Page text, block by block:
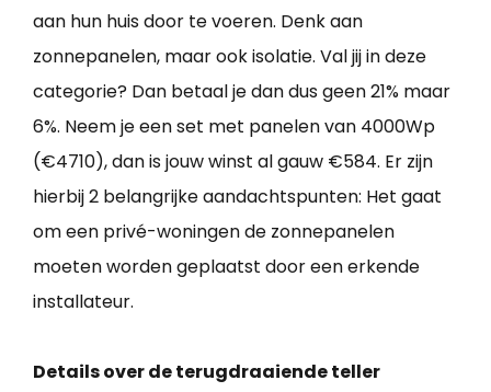
aan hun huis door te voeren. Denk aan
zonnepanelen, maar ook isolatie. Val jij in deze
categorie? Dan betaal je dan dus geen 21% maar
6%. Neem je een set met panelen van 4000Wp
(€4710), dan is jouw winst al gauw €584. Er zijn
hierbij 2 belangrijke aandachtspunten: Het gaat
om een privé-woningen de zonnepanelen
moeten worden geplaatst door een erkende
installateur.
Details over de terugdraaiende teller